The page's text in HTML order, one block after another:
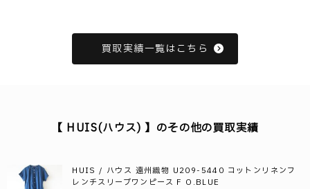
買取実績一覧はこちら
【 HUIS(ハウス) 】のその他の買取実績
HUIS / ハウス 遠州織物 U209-5440 コットンリネンフ
レンチスリーブワンピース F O.BLUE